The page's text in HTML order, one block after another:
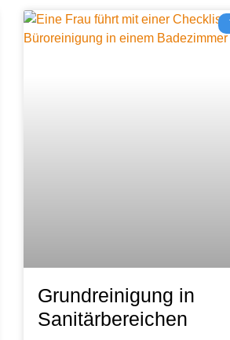
Grundreinigung in
Sanitärbereichen